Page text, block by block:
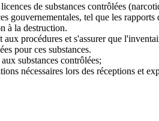
de substances contrôlées
gouvernementales, tel que les
à la destruction.
procédures et s'assurer que
pour ces substances.
substances contrôlées;
nécessaires lors des réceptions et